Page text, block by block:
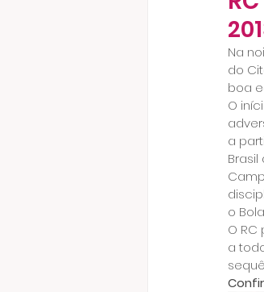
Na
do
boa
O
a
o
O
a